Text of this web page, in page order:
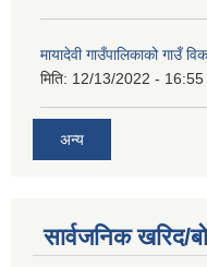
मायादेवी गाउँपालिकाको गाउँ
मिति: 12/13/2022 - 16:55
अन्य
सार्वजनिक खरिद/